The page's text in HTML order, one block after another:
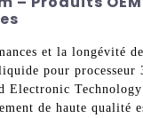
et la longévité
pour processeur
Electronic
de haute qualité